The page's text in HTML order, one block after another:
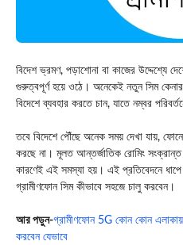
বিদেশ ভ্রমণ, পড়াশোনা বা কাজের উদ্দেশ্যে
গুরুত্বপূর্ণ হয়ে ওঠে। অনেকেই নতুন সিম কেনার
বিদেশে ব্যবহার করতে চান, যাতে নম্বর
তবে বিদেশে পৌঁছে অনেক সময় দেখা যায়,
করছে না। মূলত আন্তর্জাতিক রোমিং সংক্রান্ত
কারণেই এই সমস্যা হয়। এই প্রতিবেদনে ধাপে
গ্রামীণফোন সিম কীভাবে সহজে চালু করবেন।
আর পড়ুন-গ্রামীণফোন 5G কোন কোন
করবেন যেভাবে